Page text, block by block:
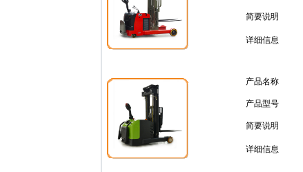
简要说明
详细信息
产品名称
产品型号
简要说明
详细信息